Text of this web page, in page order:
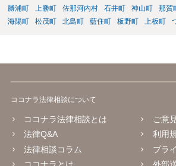
勝浦町
上勝町 佐那河内村 石井町 神山町 那賀
海陽町
松茂町 北島町 藍住町 板野町 上板町
ココナラ法律相談について
ココナラ法律相談とは
法律Q&A
法律相談コラム
ご意
利用
プラ